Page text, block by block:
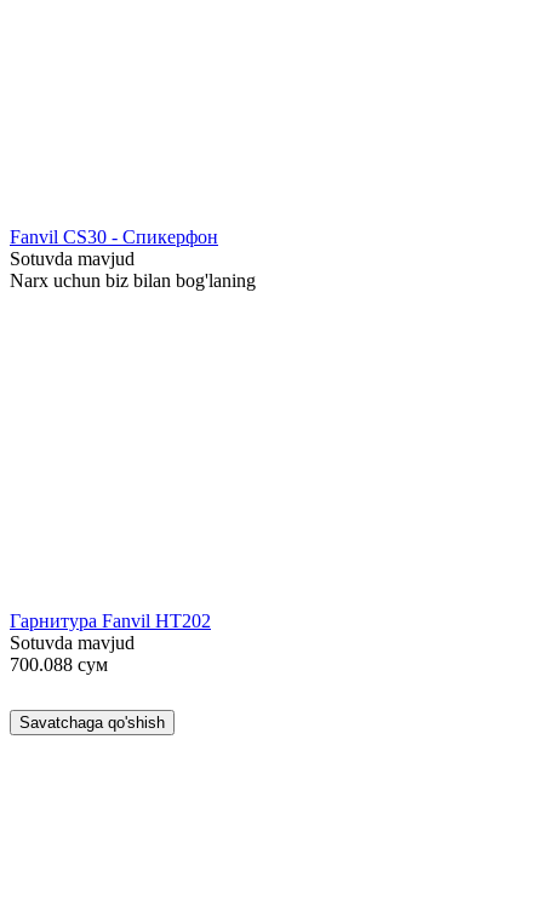
Fanvil CS30 - Спикерфон
Sotuvda mavjud
Narx uchun biz bilan bog'laning
Гарнитура Fanvil HT202
Sotuvda mavjud
700.088 сум
Savatchaga qo'shish